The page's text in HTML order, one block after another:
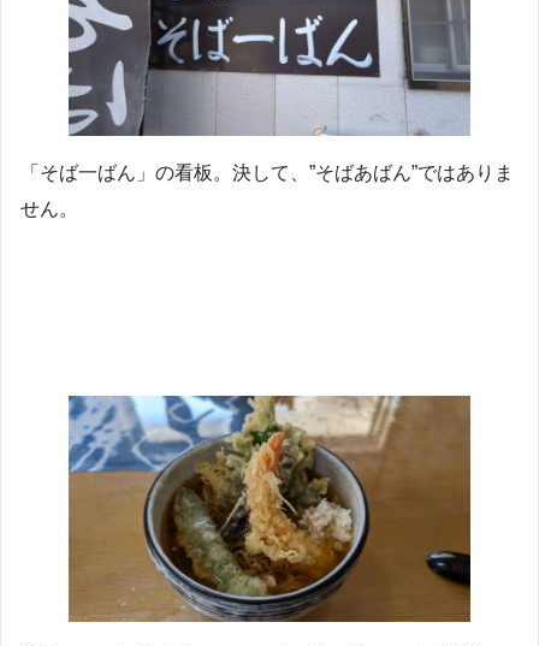
「そば一ばん」の看板。決して、”そばあばん”ではありま
せん。